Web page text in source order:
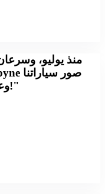
وعزز تسويقنا. دعم رائع ومنصة رائعة!"